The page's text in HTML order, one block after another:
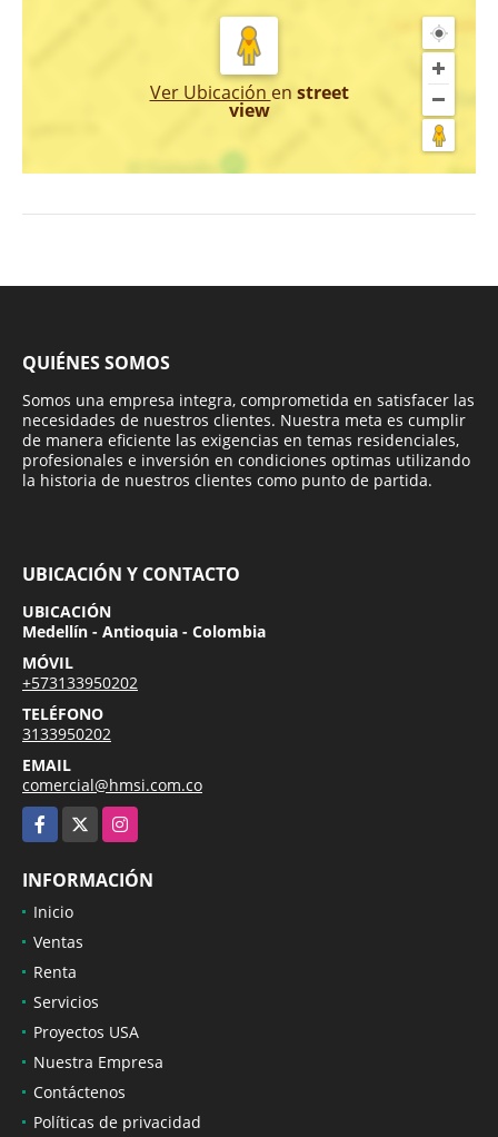
Ver Ubicación en street
view
QUIÉNES SOMOS
Somos una empresa integra, comprometida en satisfacer las
necesidades de nuestros clientes. Nuestra meta es cumplir
de manera eficiente las exigencias en temas residenciales,
profesionales e inversión en condiciones optimas utilizando
la historia de nuestros clientes como punto de partida.
UBICACIÓN Y CONTACTO
UBICACIÓN
Medellín - Antioquia - Colombia
MÓVIL
+573133950202
TELÉFONO
3133950202
EMAIL
comercial@hmsi.com.co
Facebook
Instagram
INFORMACIÓN
Inicio
Ventas
Renta
Servicios
Proyectos USA
Nuestra Empresa
Contáctenos
Políticas de privacidad